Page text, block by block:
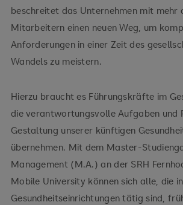
beschreitet das Unternehmen mit mehr
Mitarbeitern einen neuen Weg, um
Anforderungen in einer Zeit des
Wandels zu meistern.
Hierzu braucht es Führungskräfte im
die verantwortungsvolle Aufgaben und
Gestaltung unserer künftigen
übernehmen. Mit dem Master-
Management (M.A.) an der SRH
Mobile University können sich alle, die in
Gesundheitseinrichtungen tätig sind,